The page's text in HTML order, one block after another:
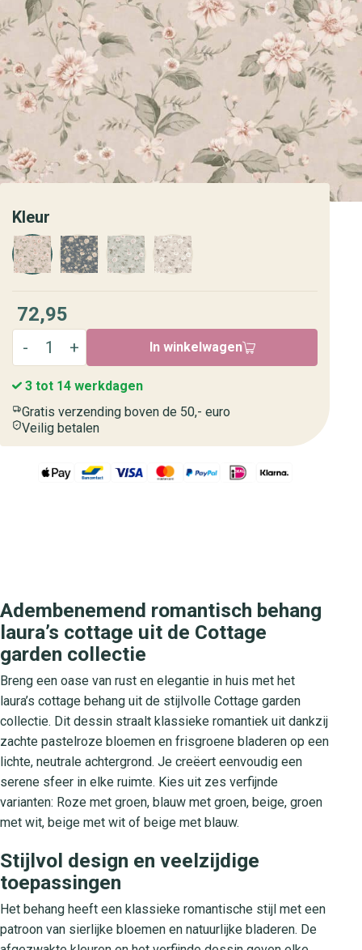
Kleur
72,95
In winkelwagen
3 tot 14 werkdagen
Gratis verzending boven de 50,- euro
Veilig betalen
Adembenemend romantisch behang
laura’s cottage uit de Cottage
garden collectie
Breng een oase van rust en elegantie in huis met het
laura’s cottage behang uit de stijlvolle Cottage garden
collectie. Dit dessin straalt klassieke romantiek uit dankzij
zachte pastelroze bloemen en frisgroene bladeren op een
lichte, neutrale achtergrond. Je creëert eenvoudig een
serene sfeer in elke ruimte. Kies uit zes verfijnde
varianten: Roze met groen, blauw met groen, beige, groen
met wit, beige met wit of beige met blauw.
Stijlvol design en veelzijdige
toepassingen
Het behang heeft een klassieke romantische stijl met een
patroon van sierlijke bloemen en natuurlijke bladeren. De